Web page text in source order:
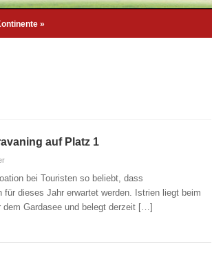
»
auf Platz 1
bei Touristen so beliebt, dass
für dieses Jahr erwartet werden. Istrien liegt beim
dem Gardasee und belegt derzeit […]